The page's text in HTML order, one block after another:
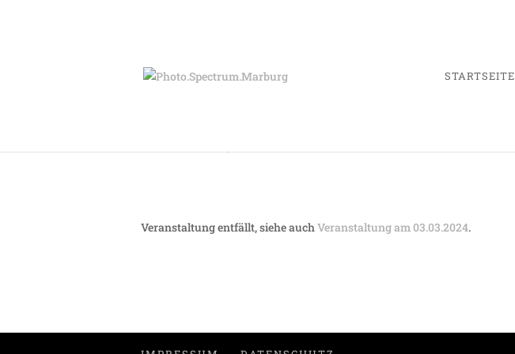
STARTSEITE
Veranstaltung entfällt, siehe auchVeranstaltung am 03.03.2024.